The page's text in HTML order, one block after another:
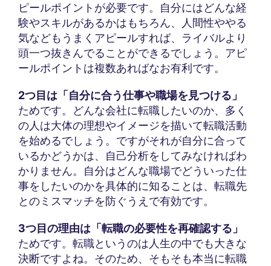
ピールポイントが必要です。自分にはどんな経
験やスキルがあるかはもちろん、人間性ややる
気などもうまくアピールすれば、ライバルより
頭一つ抜きんでることができるでしょう。アピ
ールポイントは複数あればなお有利です。
2つ目は「自分に合う仕事や職場を見つける」
ためです。どんな会社に転職したいのか、多く
の人は大体の理想やイメージを描いて転職活動
を始めるでしょう。ですがそれが自分に合って
いるかどうかは、自己分析をしてみなければわ
かりません。自分はどんな職場でどういった仕
事をしたいのかを具体的に知ることは、転職先
とのミスマッチを防ぐうえで有効です。
3つ目の理由は「転職の必要性を再確認する」
ためです。転職というのは人生の中でも大きな
決断ですよね。そのため、そもそも本当に転職